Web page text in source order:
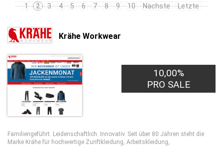
1
2 3 4 5 6 7 8 9 10 Nächste Letzte
Krähe Workwear
10,00%
PRO SALE
Familiengeführt. Leidenschaftlich. Innovativ. Seit über 80 Jahren steht die
Marke Krähe für hochwertige Zunftkleidung, Arbeitskleidung,